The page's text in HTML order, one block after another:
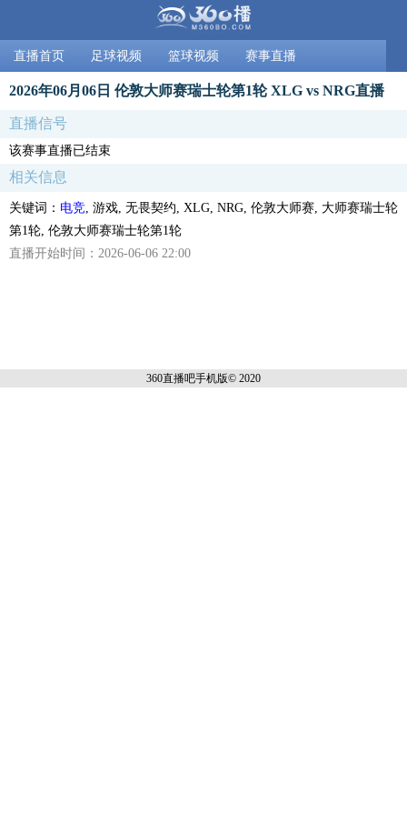
直播首页 足球视频 篮球视频 赛事直播
2026年06月06日 伦敦大师赛瑞士轮第1轮 XLG vs NRG直播
直播信号
该赛事直播已结束
相关信息
关键词： 电竞 , 游戏, 无畏契约, XLG, NRG, 伦敦大师赛, 大师赛瑞士轮
第1轮, 伦敦大师赛瑞士轮第1轮
直播开始时间：2026-06-06 22:00
360直播吧手机版© 2020